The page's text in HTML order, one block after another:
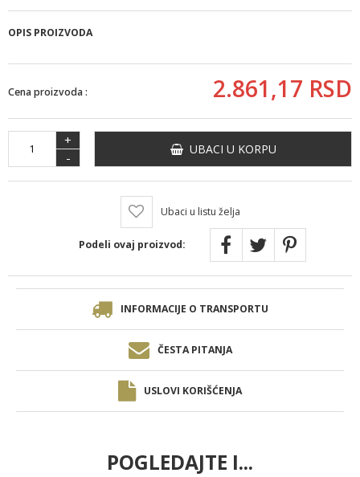
OPIS PROIZVODA
Cena proizvoda : 2.861,17 RSD
+
-
UBACI U KORPU
Ubaci u listu želja
Podeli ovaj proizvod:
INFORMACIJE O TRANSPORTU
ČESTA PITANJA
USLOVI KORIŠĆENJA
POGLEDAJTE I...